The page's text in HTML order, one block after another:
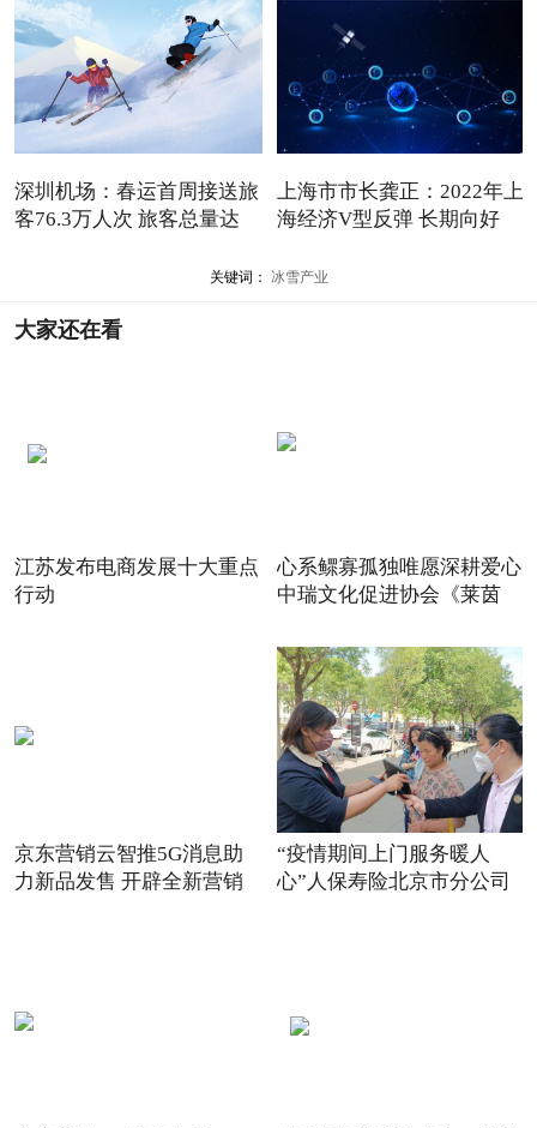
深圳机场：春运首周接送旅
客76.3万人次 旅客总量达
上海市市长龚正：2022年上
海经济V型反弹 长期向好
关键词： 冰雪产业
大家还在看
江苏发布电商发展十大重点
行动
心系鳏寡孤独唯愿深耕爱心
中瑞文化促进协会《莱茵
京东营销云智推5G消息助
力新品发售 开辟全新营销
“疫情期间上门服务暖人
心”人保寿险北京市分公司